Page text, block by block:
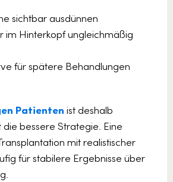
sichtbar ausdünnen
im Hinterkopf ungleichmäßig
für spätere Behandlungen
Patienten ist deshalb
bessere Strategie. Eine
mit realistischer
für stabilere Ergebnisse über